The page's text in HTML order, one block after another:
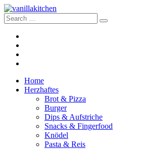
Home
Herzhaftes
Brot & Pizza
Burger
Dips & Aufstriche
Snacks & Fingerfood
Knödel
Pasta & Reis